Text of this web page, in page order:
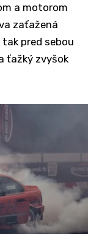
a motorom
zaťažená
pred sebou
ťažký zvyšok